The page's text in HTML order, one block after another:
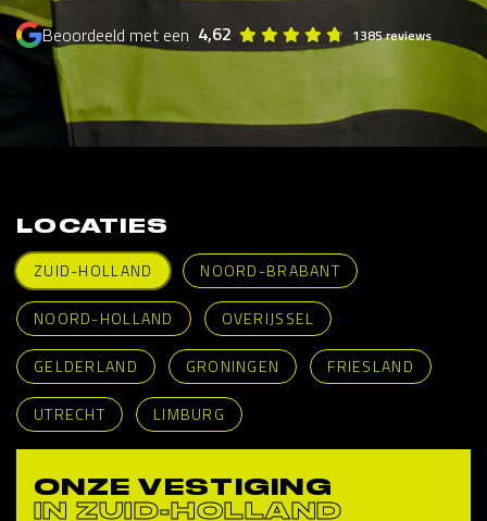
Beoordeeld met een 4,62 1385 reviews
LOCATIES
ZUID-HOLLAND
NOORD-BRABANT
NOORD-HOLLAND OVERIJSSEL
GELDERLAND GRONINGEN FRIESLAND
UTRECHT LIMBURG
ONZE VESTIGING
IN ZUID-HOLLAND